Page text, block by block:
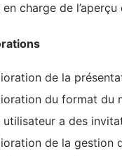
en charge de
de la
du format du
utilisateur a des
de la gestion